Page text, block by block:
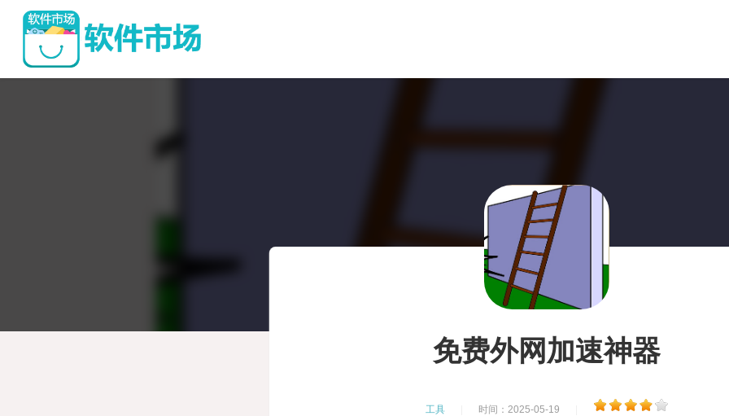
免费外网加速神器
工具 时间：2025-05-19